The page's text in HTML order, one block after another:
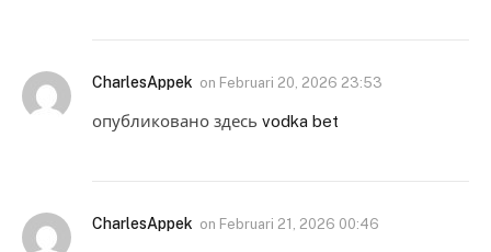
CharlesAppek on Februari 20, 2026 23:53
опубликовано здесь vodka bet
CharlesAppek on Februari 21, 2026 00:46